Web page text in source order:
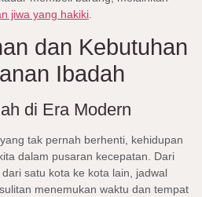
jiwa yang hakiki
dan Kebutuhan
Ibadah
di Era Modern
tak pernah berhenti, kehidupan
dalam pusaran kecepatan. Dari
satu kota ke kota lain, jadwal
menemukan waktu dan tempat